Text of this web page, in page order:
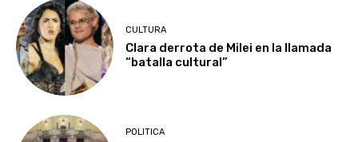
CULTURA
Clara derrota de Milei en la llamada
“batalla cultural”
POLITICA